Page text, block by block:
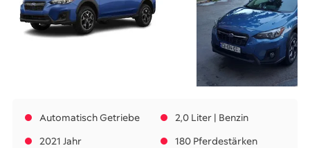
Automatisch Getriebe
2,0 Liter | Benzin
2021 Jahr
180 Pferdestärken